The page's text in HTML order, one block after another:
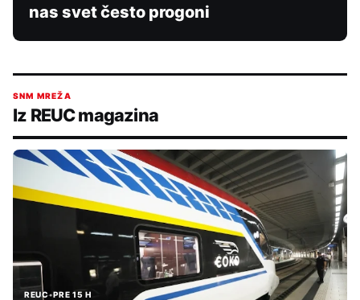
nas svet često progoni
SNM MREŽA
Iz REUC magazina
REUC•PRE 15 H